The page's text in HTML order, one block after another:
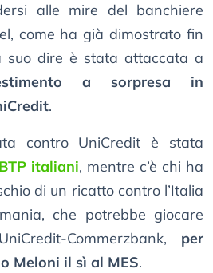
alle mire del banchiere
come ha già dimostrato fin
suo dire è stata attaccata a
a sorpresa in
.
contro UniCredit è stata
italiani, mentre c’è chi ha
di un ricatto contro l’Italia
che potrebbe giocare
Commerzbank, per
Meloni il sì al MES.